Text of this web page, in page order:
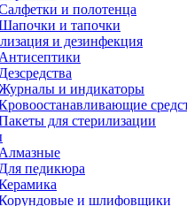
и полотенца
и тапочки
и дезинфекция
Антисептики
Дезсредства
и индикаторы
для стерилизации
Алмазные
Для педикюра
и шлифовщики